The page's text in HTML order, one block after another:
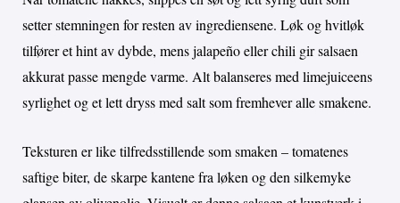
setter stemningen for resten av ingrediensene. Løk og hvitløk
tilfører et hint av dybde, mens jalapeño eller chili gir salsaen
akkurat passe mengde varme. Alt balanseres med limejuiceens
syrlighet og et lett dryss med salt som fremhever alle smakene.
Teksturen er like tilfredsstillende som smaken – tomatenes
saftige biter, de skarpe kantene fra løken og den silkemyke